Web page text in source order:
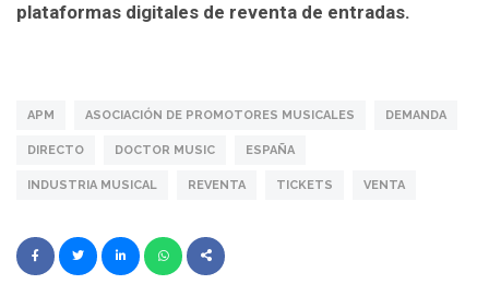
plataformas digitales de reventa de entradas.
APM ASOCIACIÓN DE PROMOTORES MUSICALES DEMANDA
DIRECTO DOCTOR MUSIC ESPAÑA
INDUSTRIA MUSICAL REVENTA TICKETS VENTA